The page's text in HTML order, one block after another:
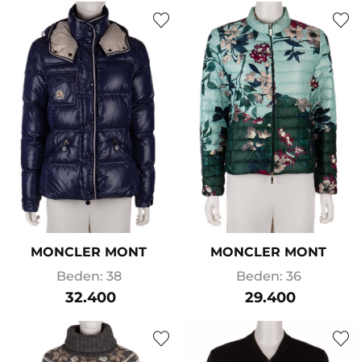
MONCLER MONT
Beden: 38
32.400
MONCLER MONT
Beden: 36
29.400